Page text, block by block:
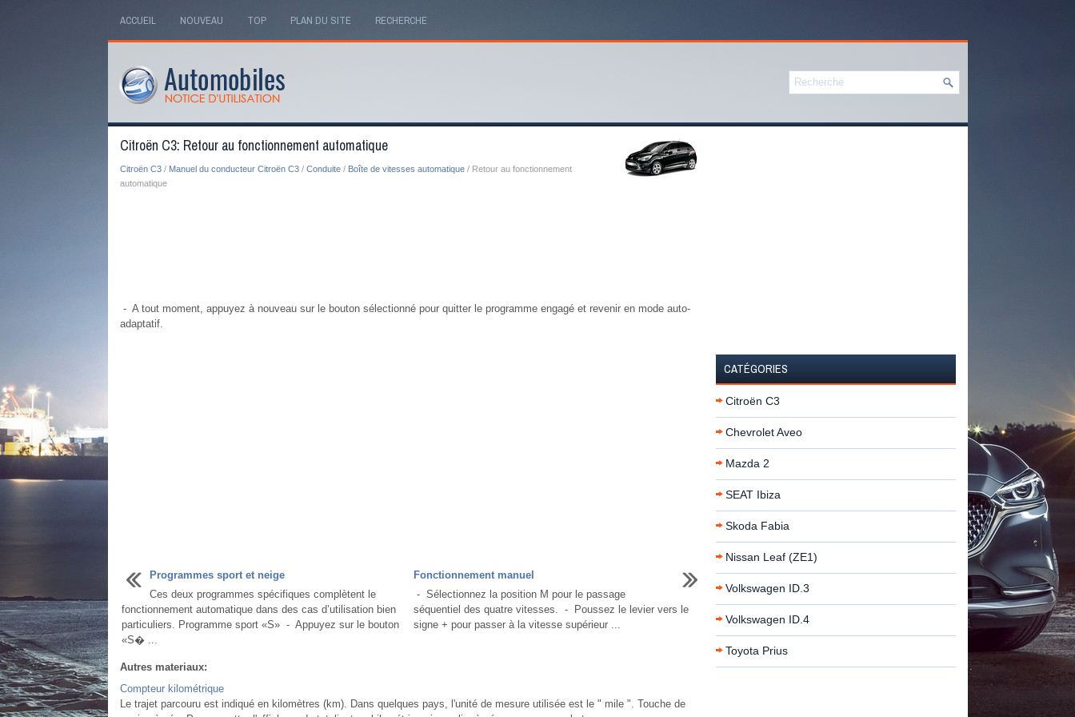
ACCUEIL NOUVEAU TOP PLAN DU SITE RECHERCHE
Citroën C3: Retour au fonctionnement automatique
Citroën C3/ Manuel du conducteur Citroën C3/ Conduite/ Boîte de vitesses automatique/ Retour au fonctionnement
automatique
- A tout moment, appuyez à nouveau sur le bouton sélectionné pour quitter le programme engagé et revenir en mode auto-
adaptatif.
Programmes sport et neige
Ces deux programmes spécifiques complètent le
fonctionnement automatique dans des cas d’utilisation bien
particuliers. Programme sport «S» - Appuyez sur le bouton
«S� ...
Fonctionnement manuel
- Sélectionnez la position M pour le passage
séquentiel des quatre vitesses. - Poussez le levier vers le
signe + pour passer à la vitesse supérieur ...
Autres materiaux:
Compteur kilométrique
Le trajet parcouru est indiqué en kilomètres (km). Dans quelques pays, l'unité de mesure utilisée est le " mile ". Touche de
CATÉGORIES
Citroën C3
Chevrolet Aveo
Mazda 2
SEAT Ibiza
Skoda Fabia
Nissan Leaf (ZE1)
Volkswagen ID.3
Volkswagen ID.4
Toyota Prius